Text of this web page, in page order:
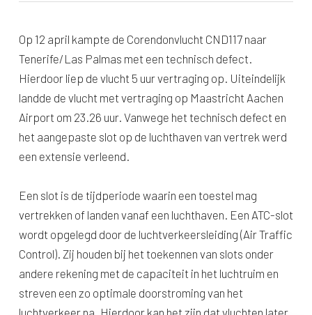
Op 12 april kampte de Corendonvlucht CND117 naar
Tenerife/Las Palmas met een technisch defect.
Hierdoor liep de vlucht 5 uur vertraging op. Uiteindelijk
landde de vlucht met vertraging op Maastricht Aachen
Airport om 23.26 uur. Vanwege het technisch defect en
het aangepaste slot op de luchthaven van vertrek werd
een extensie verleend.
Een slot is de tijdperiode waarin een toestel mag
vertrekken of landen vanaf een luchthaven. Een ATC-slot
wordt opgelegd door de luchtverkeersleiding (Air Traffic
Control). Zij houden bij het toekennen van slots onder
andere rekening met de capaciteit in het luchtruim en
streven een zo optimale doorstroming van het
luchtverkeer na. Hierdoor kan het zijn dat vluchten later